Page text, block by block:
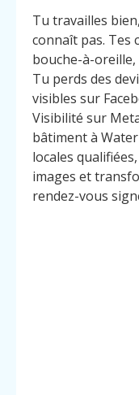
Tu travailles
connaît pas. Tes
bouche-à-
Tu perds des
visibles sur
Visibilité sur
bâtiment à
locales
images et
rendez-vous